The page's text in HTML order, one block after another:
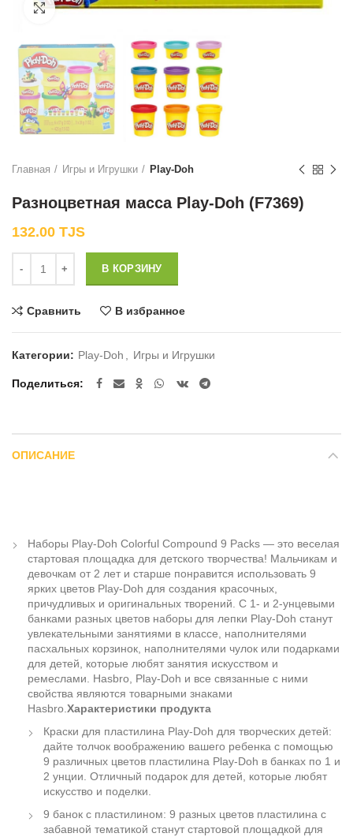
Нажмите, чтобы увеличить
Главная Игры и Игрушки Play-Doh
Разноцветная масса Play-Doh (F7369)
132.00 TJS
В КОРЗИНУ
Сравнить В избранное
Категории: Play-Doh , Игры и Игрушки
Поделиться
ОПИСАНИЕ
Наборы Play-Doh Colorful Compound 9 Packs — это веселая
стартовая площадка для детского творчества! Мальчикам и
девочкам от 2 лет и старше понравится использовать 9
ярких цветов Play-Doh для создания красочных,
причудливых и оригинальных творений. С 1- и 2-унцевыми
банками разных цветов наборы для лепки Play-Doh станут
увлекательными занятиями в классе, наполнителями
пасхальных корзинок, наполнителями чулок или подарками
для детей, которые любят занятия искусством и
ремеслами. Hasbro, Play-Doh и все связанные с ними
свойства являются товарными знаками
Hasbro.Характеристики продукта
Краски для пластилина Play-Doh для творческих детей:
дайте толчок воображению вашего ребенка с помощью
9 различных цветов пластилина Play-Doh в банках по 1 и
2 унции. Отличный подарок для детей, которые любят
искусство и поделки.
9 банок с пластилином: 9 разных цветов пластилина с
забавной тематикой станут стартовой площадкой для